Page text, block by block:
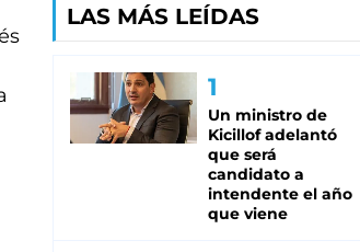
LAS MÁS LEÍDAS
Un ministro de
Kicillof adelantó
que será
candidato a
intendente el año
que viene